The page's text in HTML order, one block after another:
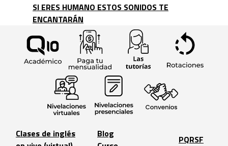
SI ERES HUMANO ESTOS SONIDOS TE
ENCANTARÁN
Clases de inglés
Blog
PQRSF